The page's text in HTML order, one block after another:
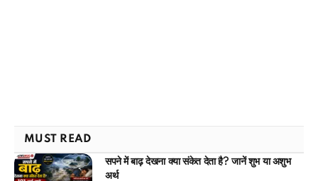
MUST READ
सपने में बाढ़ देखना क्या संकेत देता है? जानें शुभ या अशुभ
अर्थ